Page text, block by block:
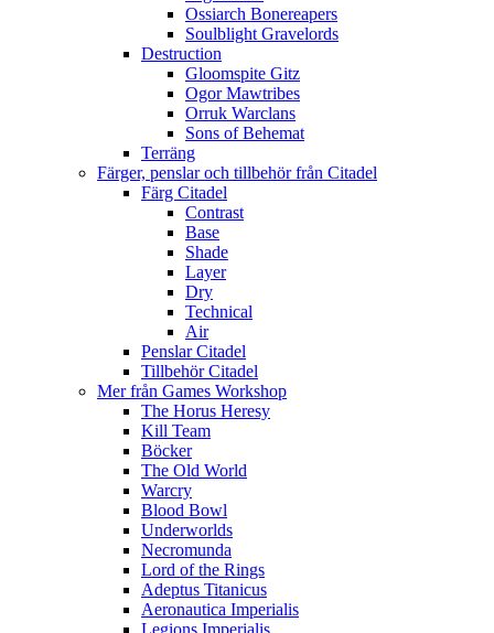
Ossiarch Bonereapers
Soulblight Gravelords
Destruction
Gloomspite Gitz
Ogor Mawtribes
Orruk Warclans
Sons of Behemat
Terräng
Färger, penslar och tillbehör från Citadel
Färg Citadel
Contrast
Base
Shade
Layer
Dry
Technical
Air
Penslar Citadel
Tillbehör Citadel
Mer från Games Workshop
The Horus Heresy
Kill Team
Böcker
The Old World
Warcry
Blood Bowl
Underworlds
Necromunda
Lord of the Rings
Adeptus Titanicus
Aeronautica Imperialis
Legions Imperialis